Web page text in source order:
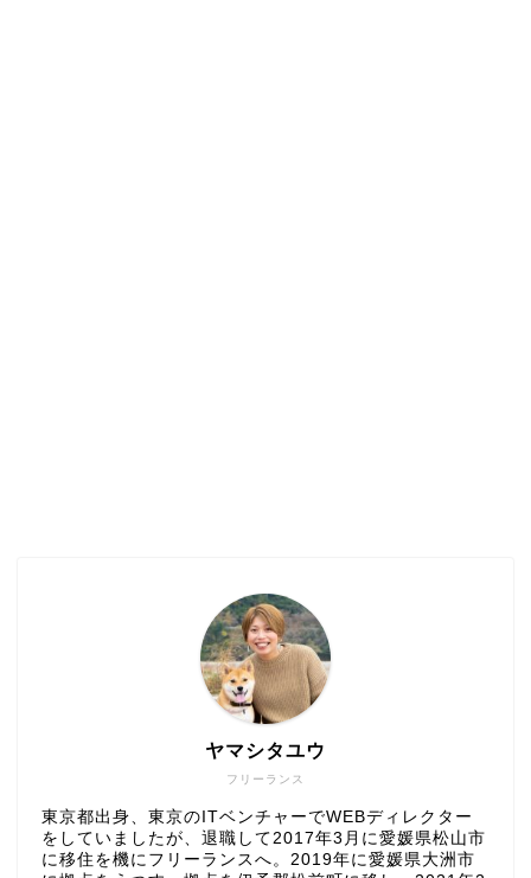
フリーランス
ヤマシタユウ
東京都出身、東京のITベンチャーでWEBディレクター
をしていましたが、退職して2017年3月に愛媛県松山市
に移住を機にフリーランスへ。2019年に愛媛県大洲市